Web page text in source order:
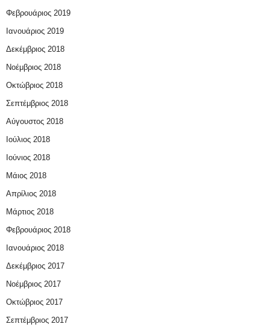
Φεβρουάριος 2019
Ιανουάριος 2019
Δεκέμβριος 2018
Νοέμβριος 2018
Οκτώβριος 2018
Σεπτέμβριος 2018
Αύγουστος 2018
Ιούλιος 2018
Ιούνιος 2018
Μάιος 2018
Απρίλιος 2018
Μάρτιος 2018
Φεβρουάριος 2018
Ιανουάριος 2018
Δεκέμβριος 2017
Νοέμβριος 2017
Οκτώβριος 2017
Σεπτέμβριος 2017